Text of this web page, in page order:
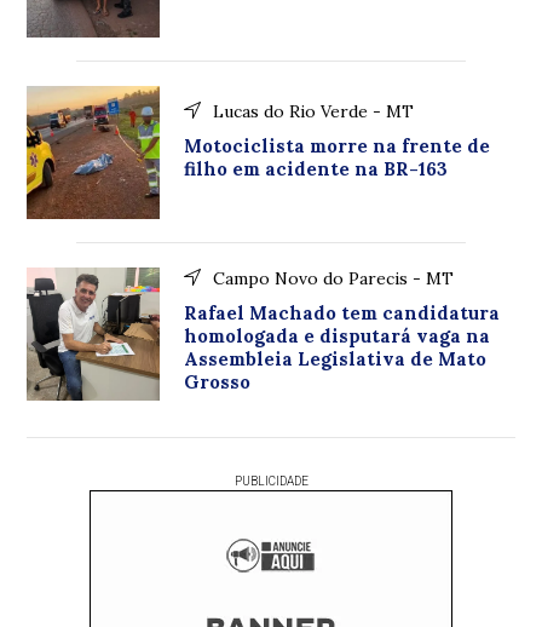
Lucas do Rio Verde - MT
Motociclista morre na frente de
filho em acidente na BR-163
Campo Novo do Parecis - MT
Rafael Machado tem candidatura
homologada e disputará vaga na
Assembleia Legislativa de Mato
Grosso
PUBLICIDADE